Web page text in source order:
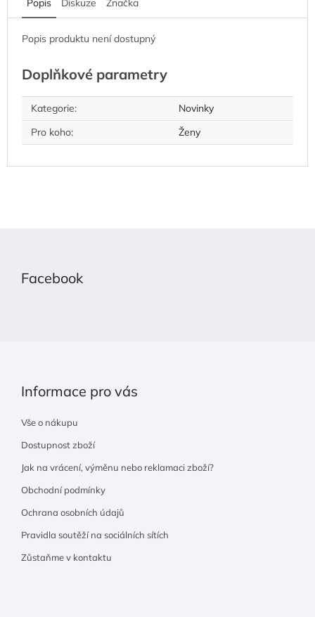
Popis Diskuze Značka
Popis produktu není dostupný
Doplňkové parametry
Kategorie:
Novinky
Pro koho: Ženy
Facebook
Informace pro vás
Vše o nákupu
Dostupnost zboží
Jak na vrácení, výměnu nebo reklamaci zboží?
Obchodní podmínky
Ochrana osobních údajů
Pravidla soutěží na sociálních sítích
Zůstaňme v kontaktu